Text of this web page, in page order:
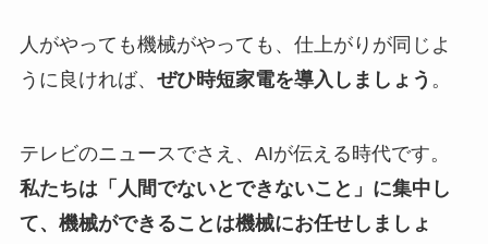
人がやっても機械がやっても、仕上がりが同じよ
うに良ければ、 ぜひ時短家電を導入しましょう 。
テレビのニュースでさえ、AIが伝える時代です。
私たちは「人間でないとできないこと」に集中し
て、機械ができることは機械にお任せしましょ